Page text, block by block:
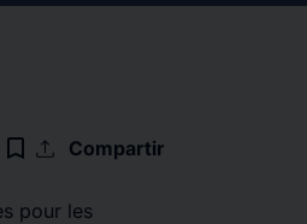
bookmark_border upload Compartir
pour les